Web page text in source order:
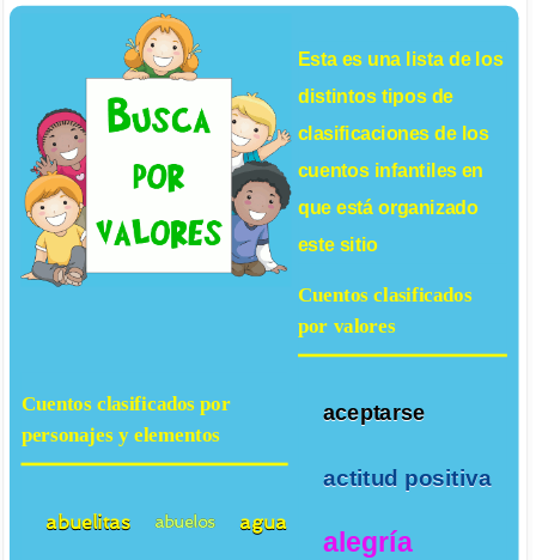
Esta es una lista de los
distintos tipos de
clasificaciones de los
cuentos infantilesen
que está organizado
este sitio
Cuentos clasificados
por valores
aceptarse
actitud positiva
alegría
Cuentos clasificados por
personajes y elementos
abuelitas abuelos agua